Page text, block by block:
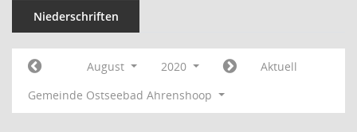
Niederschriften
August 2020
Aktuell
Gemeinde Ostseebad Ahrenshoop